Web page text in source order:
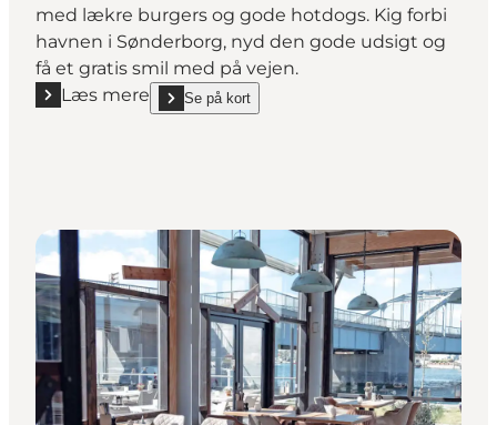
med lækre burgers og gode hotdogs. Kig forbi
havnen i Sønderborg, nyd den gode udsigt og
få et gratis smil med på vejen.
Læs mere
Læs mere "Promenaden - Is med udsigt, har også
Se på kort
show Promenaden - Is med udsigt, har også gode